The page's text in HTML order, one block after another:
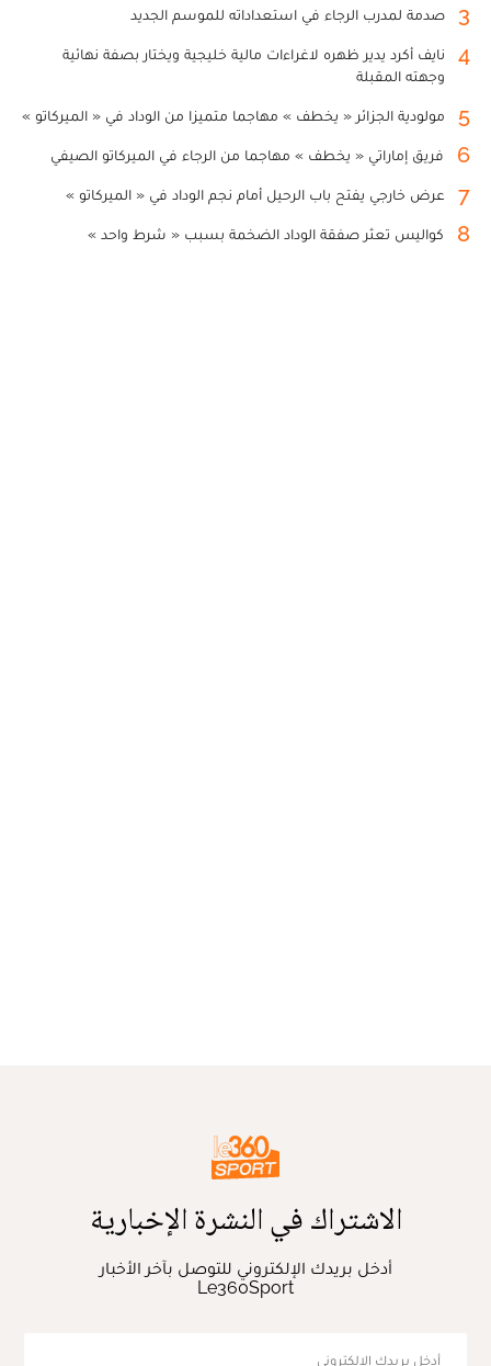
3 صدمة لمدرب الرجاء في استعداداته للموسم الجديد
4
نايف أكرد يدير ظهره لاغراءات مالية خليجية ويختار بصفة نهائية
وجهته المقبلة
5 مولودية الجزائر « يخطف » مهاجما متميزا من الوداد في « الميركاتو »
6 فريق إماراتي « يخطف » مهاجما من الرجاء في الميركاتو الصيفي
7 عرض خارجي يفتح باب الرحيل أمام نجم الوداد في « الميركاتو »
8 كواليس تعثر صفقة الوداد الضخمة بسبب « شرط واحد »
الاشتراك في النشرة الإخبارية
أدخل بريدك الإلكتروني للتوصل بآخر الأخبار
Le360Sport